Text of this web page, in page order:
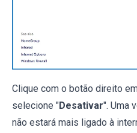
Clique com o botão direito
selecione "Desativar". Uma
não estará mais ligado à